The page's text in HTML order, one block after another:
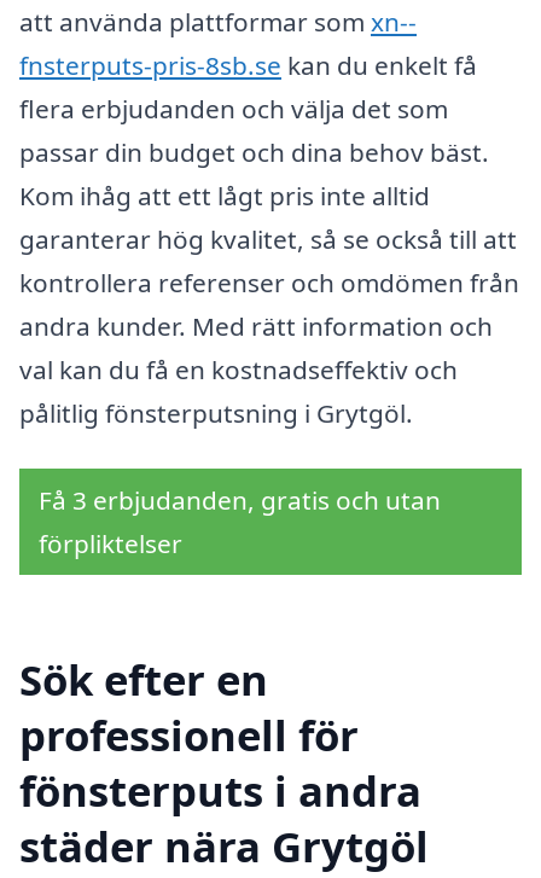
att använda plattformar som xn--
fnsterputs-pris-8sb.se kan du enkelt få
flera erbjudanden och välja det som
passar din budget och dina behov bäst.
Kom ihåg att ett lågt pris inte alltid
garanterar hög kvalitet, så se också till att
kontrollera referenser och omdömen från
andra kunder. Med rätt information och
val kan du få en kostnadseffektiv och
pålitlig fönsterputsning i Grytgöl.
Få 3 erbjudanden, gratis och utan
förpliktelser
Sök efter en
professionell för
fönsterputs i andra
städer nära Grytgöl